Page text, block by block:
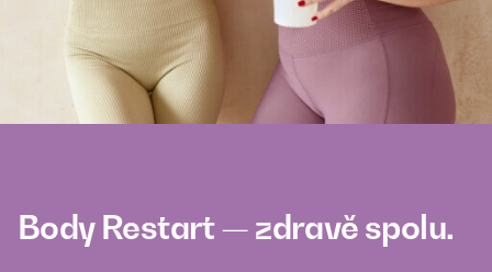
Body Restart — zdravě spolu.